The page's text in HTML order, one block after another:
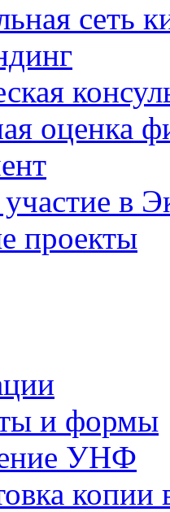
сеть
оценка
участие в
проекты
и формы
УНФ
копии